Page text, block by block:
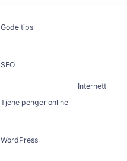
Gode tips
SEO
Tjene penger online
WordPress
Internett